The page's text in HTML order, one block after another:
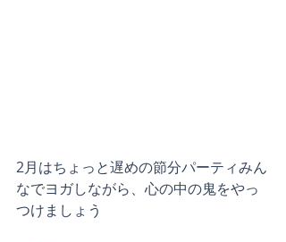
2月はちょっと遅めの節分パーティみん
なでヨガしながら、心の中の鬼をやっ
つけましょう